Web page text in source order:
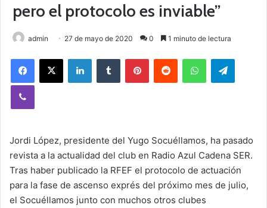
pero el protocolo es inviable”
admin 27 de mayo de 2020 0 1 minuto de lectura
Jordi López, presidente del Yugo Socuéllamos, ha pasado
revista a la actualidad del club en Radio Azul Cadena SER.
Tras haber publicado la RFEF el protocolo de actuación
para la fase de ascenso exprés del próximo mes de julio,
el Socuéllamos junto con muchos otros clubes